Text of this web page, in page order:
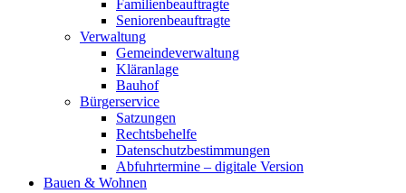
Familienbeauftragte
Seniorenbeauftragte
Verwaltung
Gemeindeverwaltung
Kläranlage
Bauhof
Bürgerservice
Satzungen
Rechtsbehelfe
Datenschutzbestimmungen
Abfuhrtermine – digitale Version
Bauen & Wohnen